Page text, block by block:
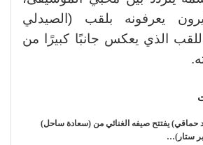
يعرفونه بلقب (الصيدلي
الذي يعكس جانبًا كبيرًا من
حماقي) يفتتح صيفه الغنائي من (سعادة ساحل)
ستار)…